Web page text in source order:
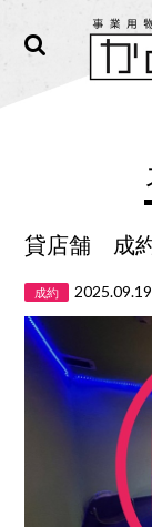
貸店舗 成
成約 2025.09.19